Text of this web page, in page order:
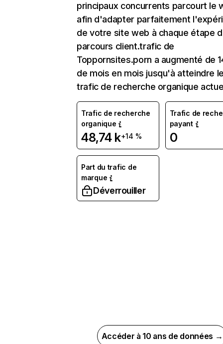
principaux concurrents parcourt le
afin d'adapter parfaitement
de votre site web à chaque étape
parcours client.trafic de
Toppornsites.porn a augmenté de
de mois en mois jusqu'à atteindre
trafic de recherche organique
Trafic de recherche
organique
48,74 k+14 %
Trafic de
payant
0
Part du trafic de
marque
Déverrouiller
Accéder à 10 ans de données →